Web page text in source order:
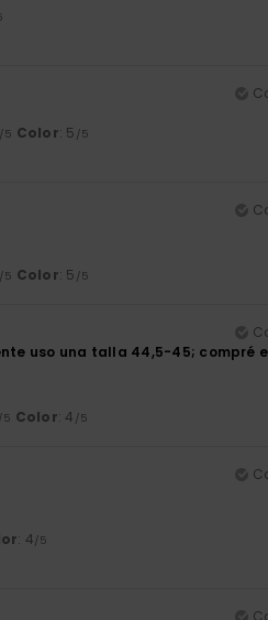
/5 Color: 5 /5
/5 Color: 5 /5
uso una talla 44,5-45; compré
/5 Color: 4 /5
: 4/5